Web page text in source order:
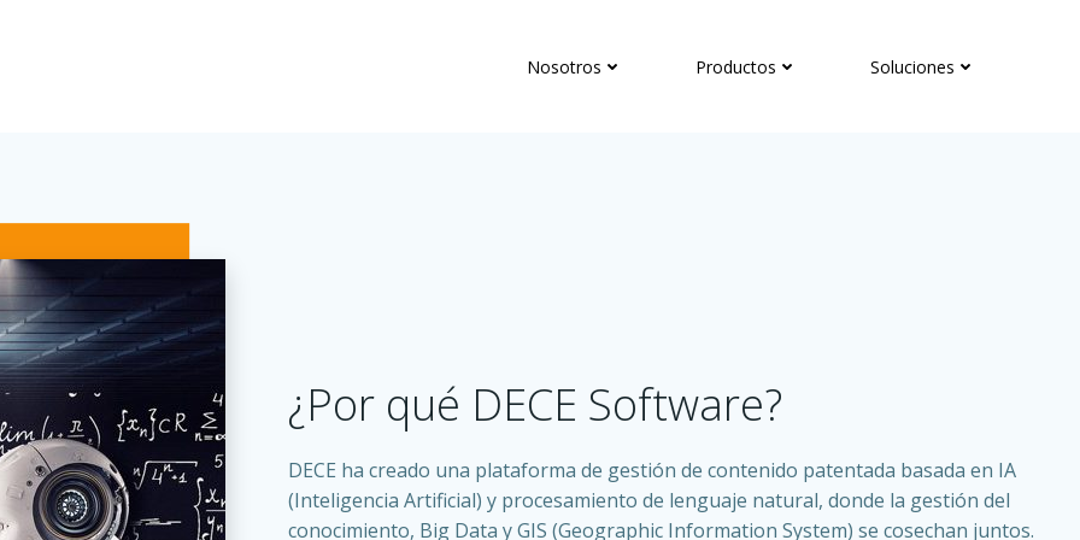
Nosotros Productos Soluciones
¿Por qué DECE Software?
DECE ha creado una plataforma de gestión de contenido patentada basada en IA
(Inteligencia Artificial) y procesamiento de lenguaje natural, donde la gestión del
conocimiento, Big Data y GIS (Geographic Information System) se cosechan juntos.